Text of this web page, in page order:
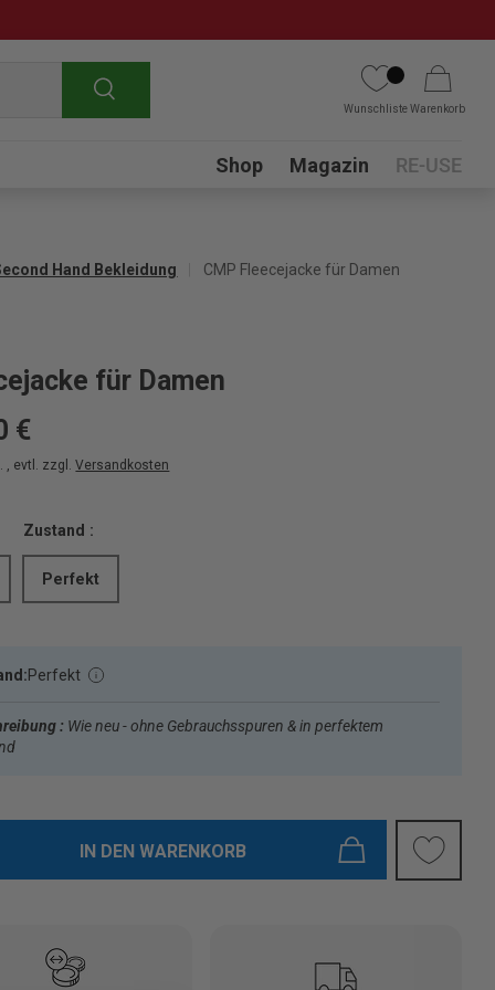
Suchen
WunschlisteWarenkorb
Submenu
Shop Magazin RE-USE
Hand Bekleidung CMP Fleecejacke für Damen
für Damen
€
, evtl. zzgl.Versandkosten
Zustand :
Perfekt
Perfekt
: Wie neu - ohne Gebrauchsspuren & in perfektem
IN DEN WARENKORB